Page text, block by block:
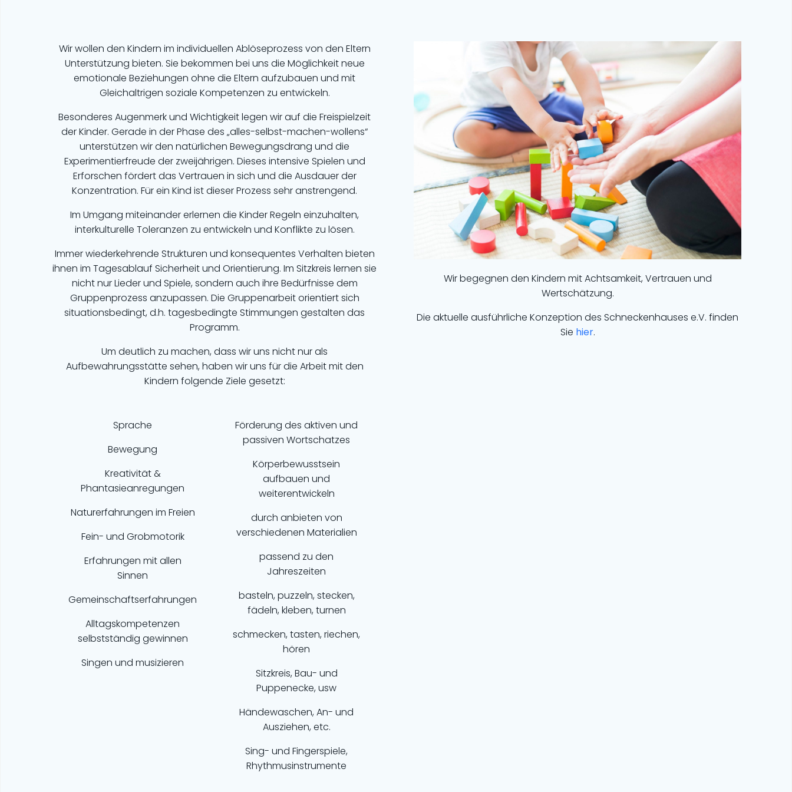
Wir wollen den Kindern im individuellen Ablöseprozess von den Eltern
Unterstützung bieten. Sie bekommen bei uns die Möglichkeit neue
emotionale Beziehungen ohne die Eltern aufzubauen und mit
Gleichaltrigen soziale Kompetenzen zu entwickeln.
Besonderes Augenmerk und Wichtigkeit legen wir auf die Freispielzeit
der Kinder. Gerade in der Phase des „alles-selbst-machen-wollens“
unterstützen wir den natürlichen Bewegungsdrang und die
Experimentierfreude der zweijährigen. Dieses intensive Spielen und
Erforschen fördert das Vertrauen in sich und die Ausdauer der
Konzentration. Für ein Kind ist dieser Prozess sehr anstrengend.
Im Umgang miteinander erlernen die Kinder Regeln einzuhalten,
interkulturelle Toleranzen zu entwickeln und Konflikte zu lösen.
Immer wiederkehrende Strukturen und konsequentes Verhalten bieten
ihnen im Tagesablauf Sicherheit und Orientierung. Im Sitzkreis lernen sie
nicht nur Lieder und Spiele, sondern auch ihre Bedürfnisse dem
Gruppenprozess anzupassen. Die Gruppenarbeit orientiert sich
situationsbedingt, d.h. tagesbedingte Stimmungen gestalten das
Programm.
Um deutlich zu machen, dass wir uns nicht nur als
Aufbewahrungsstätte sehen, haben wir uns für die Arbeit mit den
Kindern folgende Ziele gesetzt:
Sprache
Bewegung
Kreativität &
Phantasieanregungen
Naturerfahrungen im Freien
Fein- und Grobmotorik
Erfahrungen mit allen
Sinnen
Gemeinschaftserfahrungen
Alltagskompetenzen
selbstständig gewinnen
Singen und musizieren
Förderung des aktiven und
passiven Wortschatzes
Körperbewusstsein
aufbauen und
weiterentwickeln
durch anbieten von
verschiedenen Materialien
passend zu den
Jahreszeiten
basteln, puzzeln, stecken,
fädeln, kleben, turnen
schmecken, tasten, riechen,
hören
Sitzkreis, Bau- und
Puppenecke, usw
Händewaschen, An- und
Ausziehen, etc.
Sing- und Fingerspiele,
Rhythmusinstrumente
Wir begegnen den Kindern mit Achtsamkeit, Vertrauen und
Wertschätzung.
Die aktuelle ausführliche Konzeption des Schneckenhauses e.V. finden
Sie hier.